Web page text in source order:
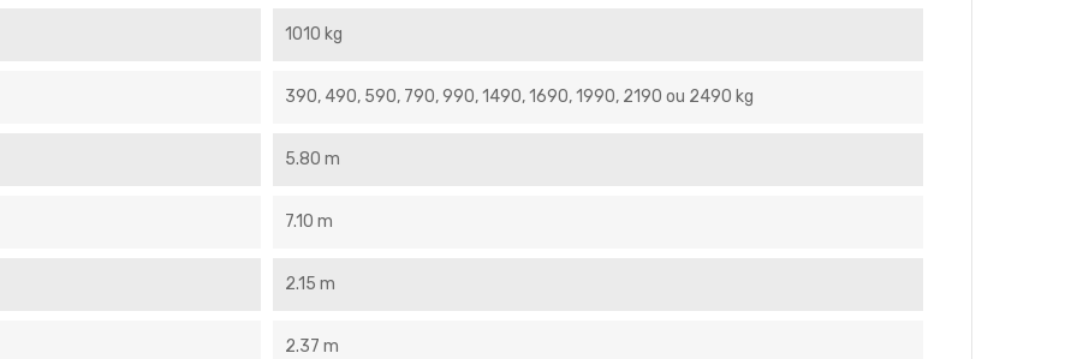
1010 kg
390, 490, 590, 790, 990, 1490, 1690, 1990, 2190 ou 2490 kg
5.80 m
7.10 m
2.15 m
2.37 m